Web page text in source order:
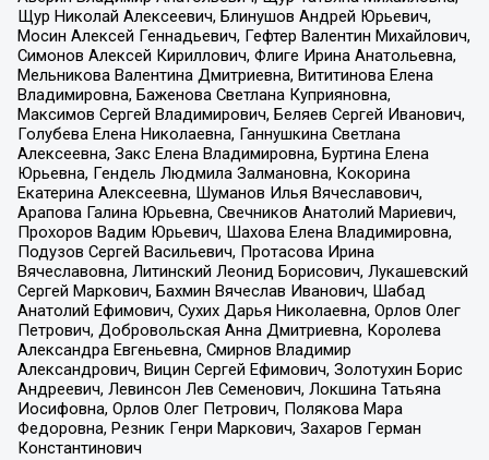
Щур Николай Алексеевич, Блинушов Андрей Юрьевич,
Мосин Алексей Геннадьевич, Гефтер Валентин Михайлович,
Симонов Алексей Кириллович, Флиге Ирина Анатольевна,
Мельникова Валентина Дмитриевна, Вититинова Елена
Владимировна, Баженова Светлана Куприяновна,
Максимов Сергей Владимирович, Беляев Сергей Иванович,
Голубева Елена Николаевна, Ганнушкина Светлана
Алексеевна, Закс Елена Владимировна, Буртина Елена
Юрьевна, Гендель Людмила Залмановна, Кокорина
Екатерина Алексеевна, Шуманов Илья Вячеславович,
Арапова Галина Юрьевна, Свечников Анатолий Мариевич,
Прохоров Вадим Юрьевич, Шахова Елена Владимировна,
Подузов Сергей Васильевич, Протасова Ирина
Вячеславовна, Литинский Леонид Борисович, Лукашевский
Сергей Маркович, Бахмин Вячеслав Иванович, Шабад
Анатолий Ефимович, Сухих Дарья Николаевна, Орлов Олег
Петрович, Добровольская Анна Дмитриевна, Королева
Александра Евгеньевна, Смирнов Владимир
Александрович, Вицин Сергей Ефимович, Золотухин Борис
Андреевич, Левинсон Лев Семенович, Локшина Татьяна
Иосифовна, Орлов Олег Петрович, Полякова Мара
Федоровна, Резник Генри Маркович, Захаров Герман
Константинович